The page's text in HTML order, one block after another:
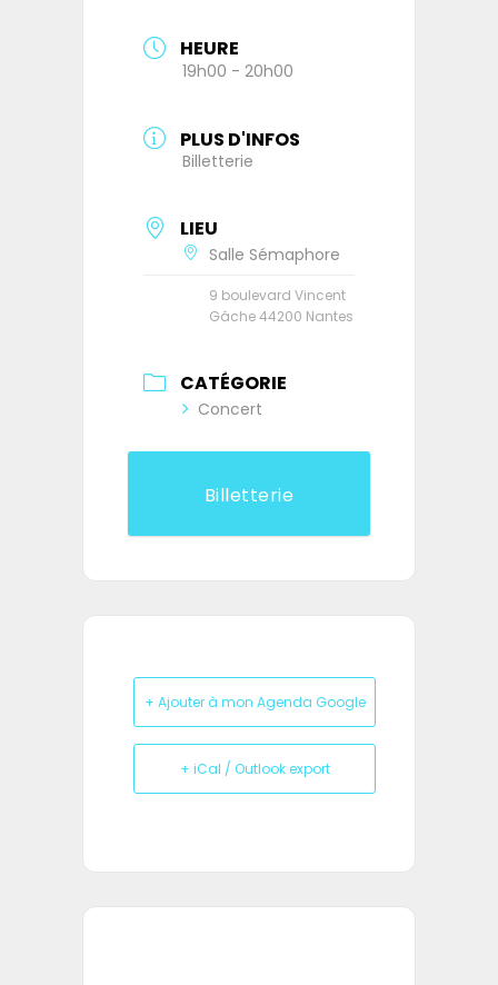
HEURE
19h00 - 20h00
PLUS D'INFOS
Billetterie
LIEU
Salle Sémaphore
9 boulevard Vincent
Gâche 44200 Nantes
CATÉGORIE
Concert
Billetterie
+ Ajouter à mon Agenda Google
+ iCal / Outlook export